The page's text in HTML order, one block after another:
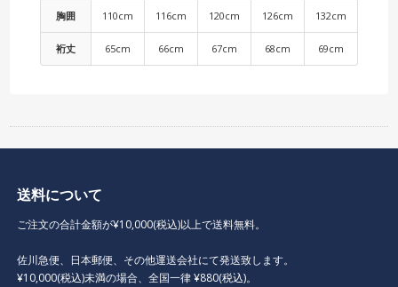
胸囲 110cm 116cm 120cm 126cm 132cm
裄丈 65cm 66cm 67cm 68cm 69cm
送料について
ご注文の合計金額が¥10,000(税込)以上で送料無料。
佐川急便、日本郵便、その他運送会社にて発送致します。
¥10,000(税込)未満の場合、全国一律 ¥880(税込)。